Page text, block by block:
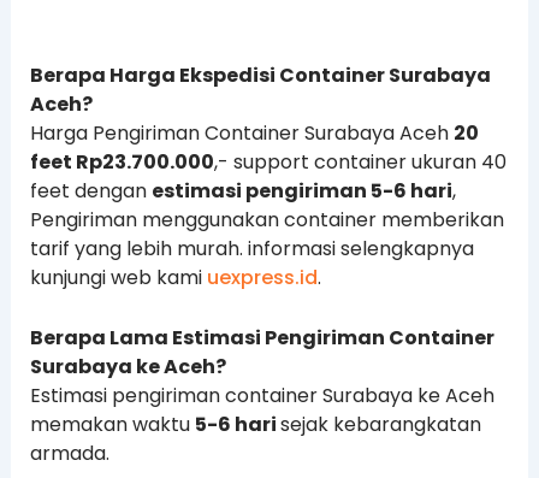
Berapa Harga Ekspedisi Container Surabaya
Aceh?
Harga Pengiriman Container Surabaya Aceh 20
feet Rp23.700.000,- support container ukuran 40
feet dengan estimasi pengiriman 5-6 hari,
Pengiriman menggunakan container memberikan
tarif yang lebih murah. informasi selengkapnya
kunjungi web kami uexpress.id.
Berapa Lama Estimasi Pengiriman Container
Surabaya ke Aceh?
Estimasi pengiriman container Surabaya ke Aceh
memakan waktu 5-6 harisejak kebarangkatan
armada.